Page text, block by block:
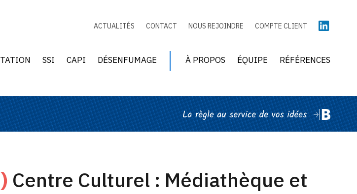
ACTUALITÉS CONTACT NOUS REJOINDRE COMPTE CLIENT
SSI CAPI DÉSENFUMAGE À PROPOS ÉQUIPE RÉFÉRENCES
Centre Culturel : Médiathèque et